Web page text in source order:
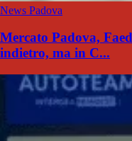
News Padova
Mercato Padova,
indietro, ma in C...